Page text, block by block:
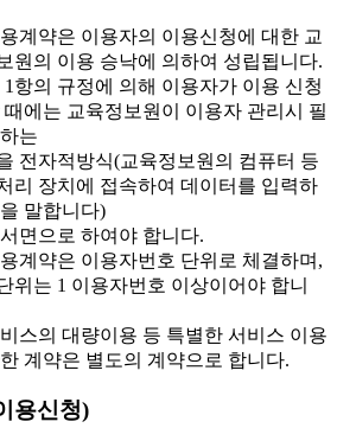
계약은 이용자의 이용신청에 대한 교
원의 이용 승낙에 의하여 성립됩니다.
항의 규정에 의해 이용자가 이용 신청
때에는 교육정보원이 이용자 관리시 필
는
전자적방식(교육정보원의 컴퓨터 등
리 장치에 접속하여 데이터를 입력하
말합니다)
면으로 하여야 합니다.
계약은 이용자번호 단위로 체결하며,
위는 1 이용자번호 이상이어야 합니
스의 대량이용 등 특별한 서비스 이용
계약은 별도의 계약으로 합니다.
용신청)